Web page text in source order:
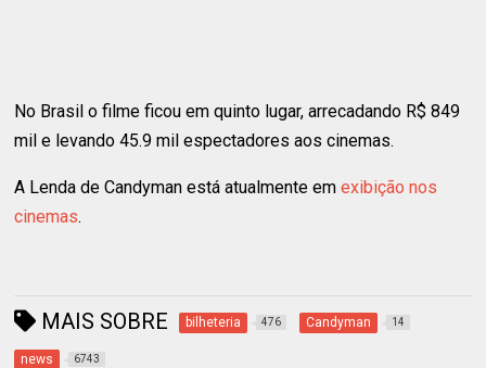
No Brasil o filme ficou em quinto lugar, arrecadando R$ 849
mil e levando 45.9 mil espectadores aos cinemas.
A Lenda de Candyman está atualmente emexibição nos
cinemas.
MAIS SOBRE bilheteria 476 Candyman 14
news 6743